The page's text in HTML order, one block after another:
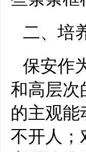
二、培
保安作
和高层次
的主观能
不开人；